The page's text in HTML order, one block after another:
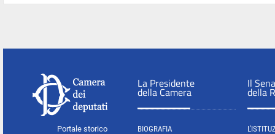
Portale storico
La Presidente
della Camera
BIOGRAFIA
Il
della